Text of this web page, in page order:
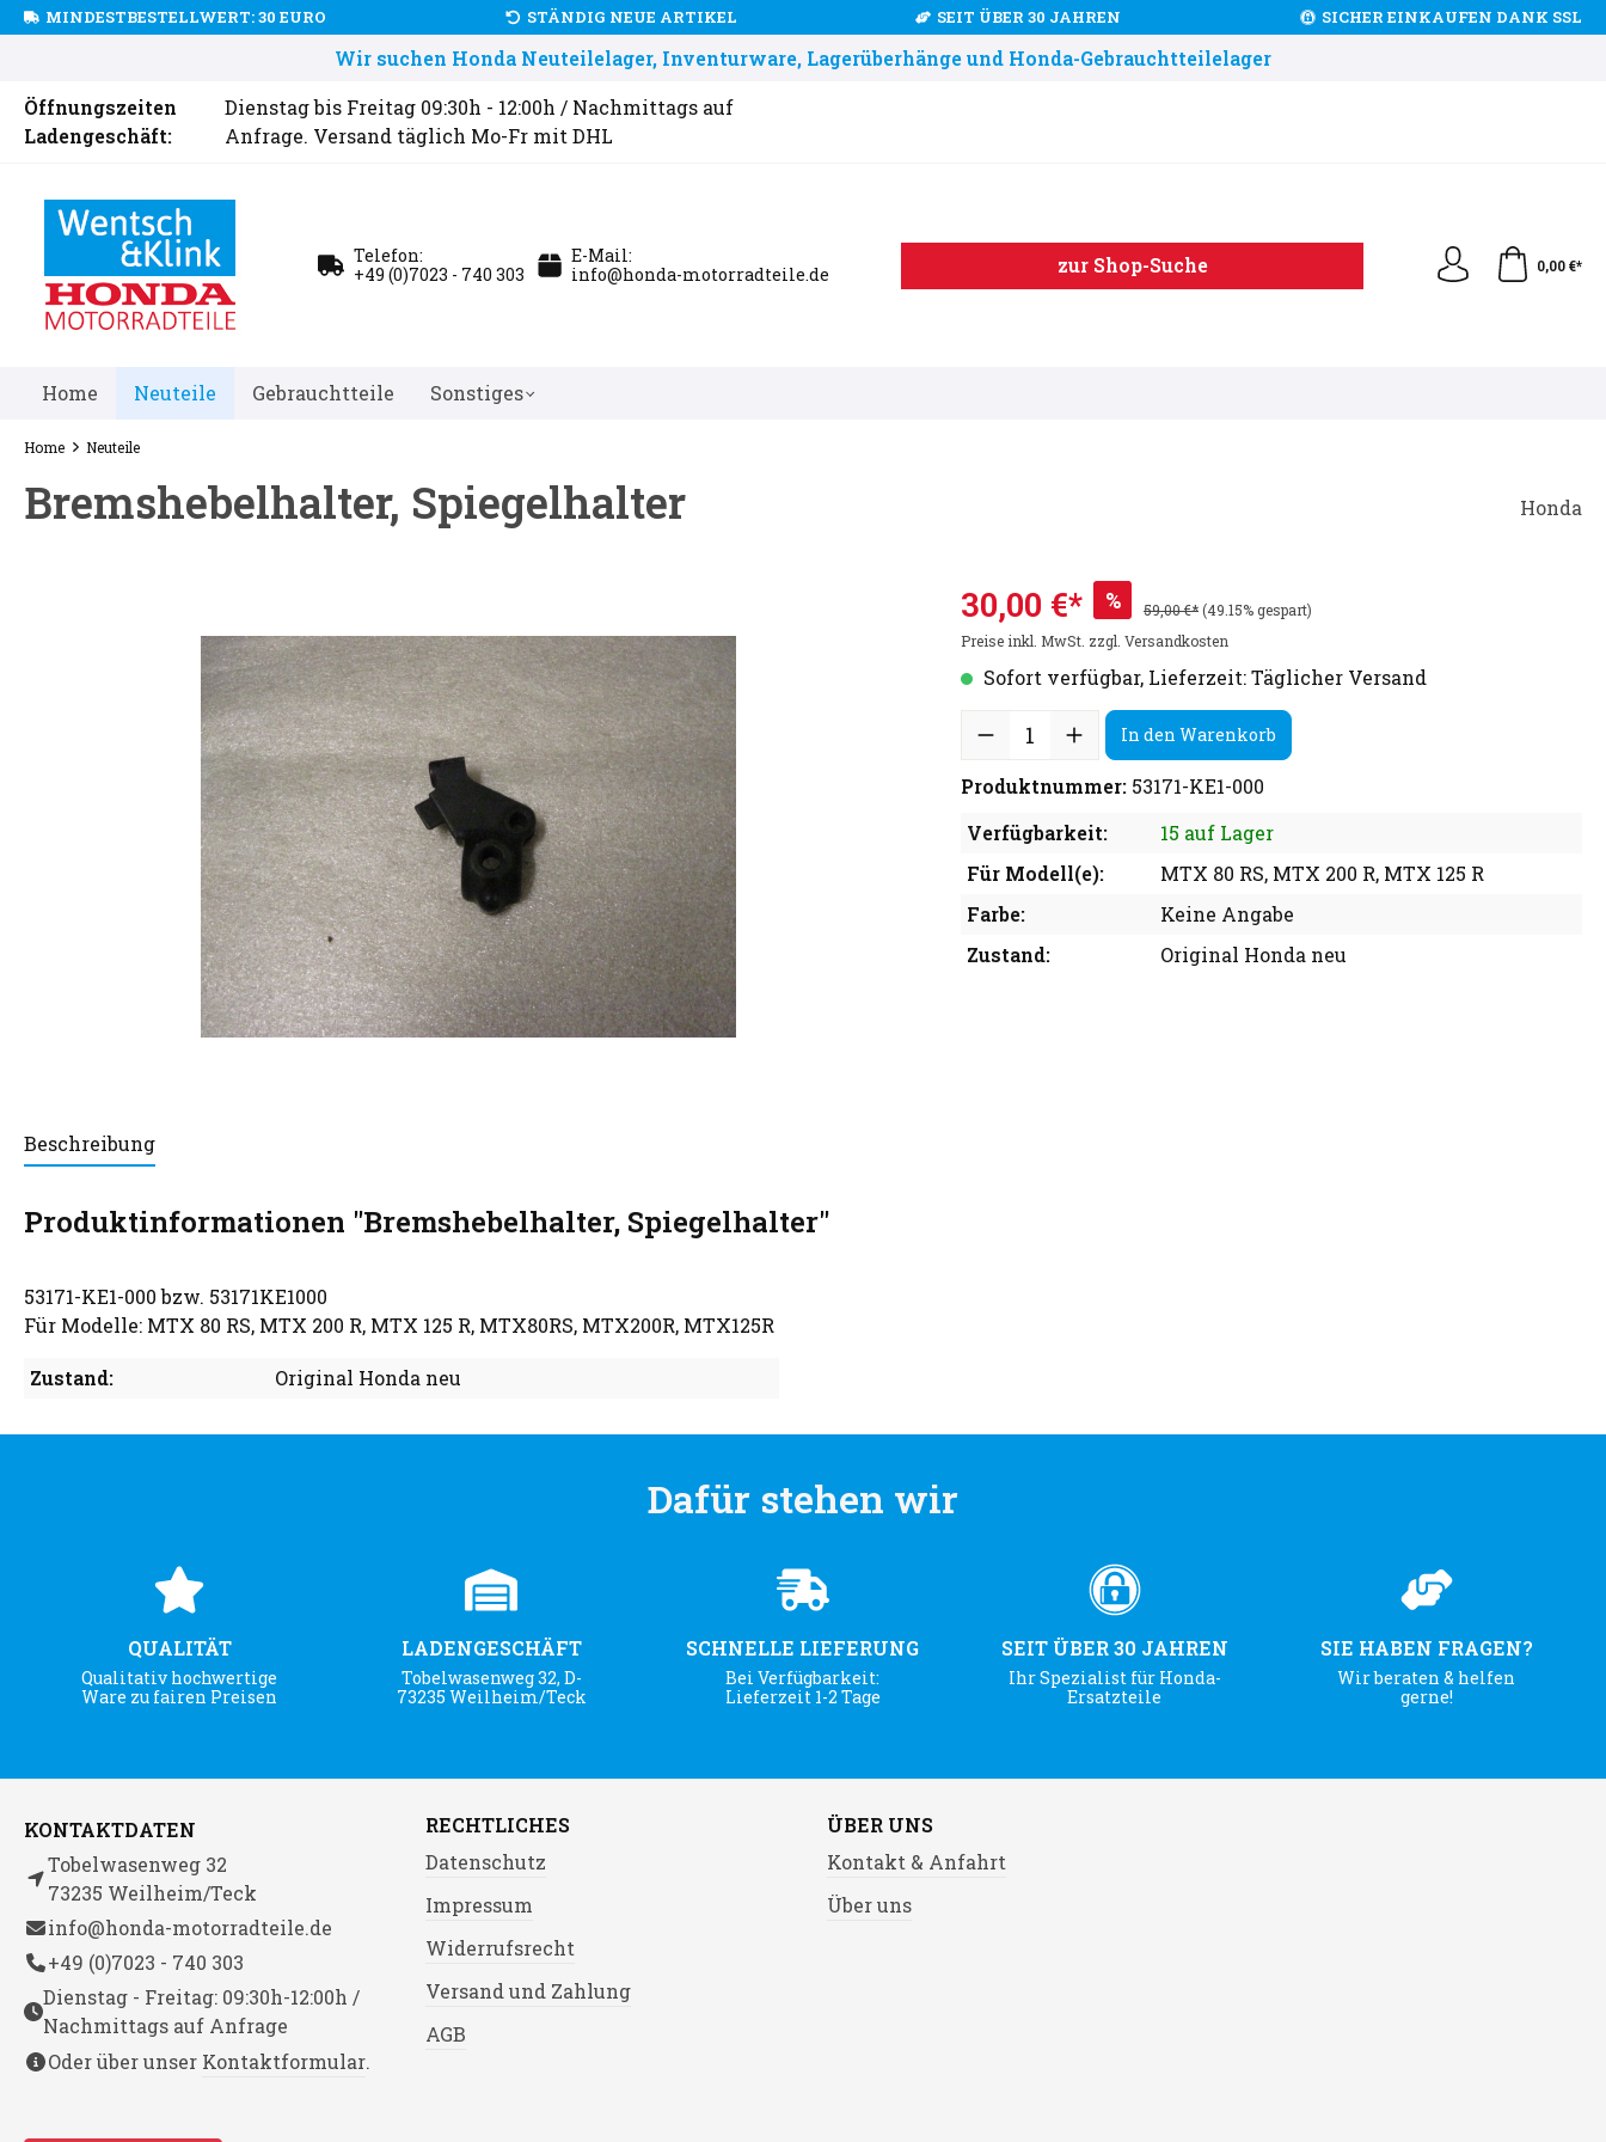
MINDESTBESTELLWERT: 30 EURO STÄNDIG NEUE ARTIKEL SEIT ÜBER 30 JAHREN SICHER EINKAUFEN DANK SSL
Wir suchen Honda Neuteilelager, Inventurware, Lagerüberhänge und Honda-Gebrauchtteilelager
Öffnungszeiten
Ladengeschäft:
Dienstag bis Freitag 09:30h - 12:00h / Nachmittags auf
Anfrage. Versand täglich Mo-Fr mit DHL
Telefon:
+49 (0)7023 - 740 303
E-Mail:
info@honda-motorradteile.de
zur Shop-Suche 0,00 €*
Home Neuteile Gebrauchtteile Sonstiges
Home Neuteile
Bremshebelhalter, Spiegelhalter Honda
30,00 €* % 59,00 €*(49.15% gespart)
Preise inkl. MwSt. zzgl. Versandkosten
Sofort verfügbar, Lieferzeit: Täglicher Versand
In den Warenkorb
Produktnummer: 53171-KE1-000
Verfügbarkeit:
15 auf Lager
Für Modell(e):
MTX 80 RS, MTX 200 R, MTX 125 R
Farbe:
Keine Angabe
Zustand:
Original Honda neu
Beschreibung
Produktinformationen "Bremshebelhalter, Spiegelhalter"
53171-KE1-000 bzw. 53171KE1000
Für Modelle: MTX 80 RS, MTX 200 R, MTX 125 R, MTX80RS, MTX200R, MTX125R
Zustand: Original Honda neu
Dafür stehen wir
QUALITÄT
Qualitativ hochwertige
Ware zu fairen Preisen
LADENGESCHÄFT
Tobelwasenweg 32, D-
73235 Weilheim/Teck
SCHNELLE LIEFERUNG
Bei Verfügbarkeit:
Lieferzeit 1-2 Tage
SEIT ÜBER 30 JAHREN
Ihr Spezialist für Honda-
Ersatzteile
SIE HABEN FRAGEN?
Wir beraten & helfen
gerne!
KONTAKTDATEN
Tobelwasenweg 32
73235 Weilheim/Teck
info@honda-motorradteile.de
+49 (0)7023 - 740 303
Dienstag - Freitag: 09:30h-12:00h /
Nachmittags auf Anfrage
Oder über unser Kontaktformular.
RECHTLICHES
Datenschutz
Impressum
Widerrufsrecht
Versand und Zahlung
AGB
ÜBER UNS
Kontakt & Anfahrt
Über uns